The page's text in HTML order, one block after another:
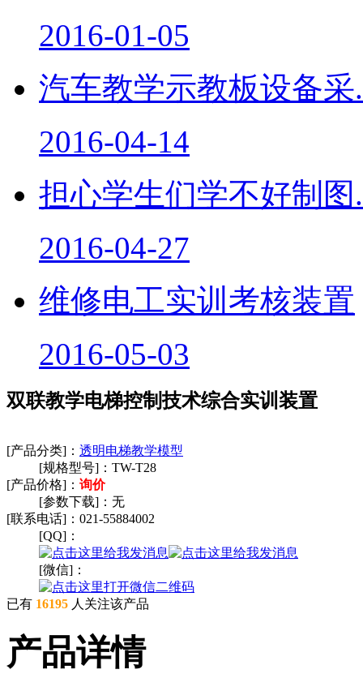
2016-01-05
汽车教学示教板设备采
2016-04-14
担心学生们学不好制图
2016-04-27
维修电工实训考核装置
2016-05-03
双联教学电梯控制技术综合实训装置
[产品分类]： 透明电梯教学模型
[规格型号]： TW-T28
[产品价格]： 询价
[参数下载]： 无
[联系电话]： 021-55884002
[QQ]：
[微信]：
已有 16195 人关注该产品
产品详情